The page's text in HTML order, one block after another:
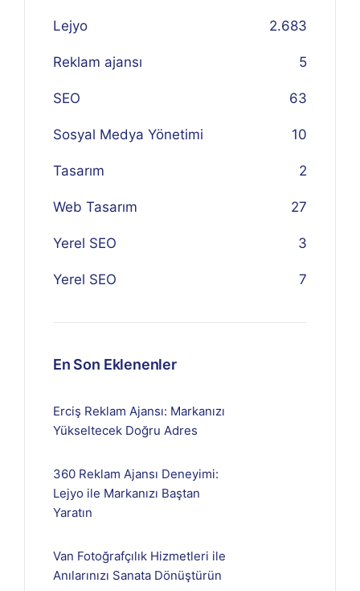
Lejyo 2.683
Reklam ajansı 5
SEO 63
Sosyal Medya Yönetimi 10
Tasarım 2
Web Tasarım 27
Yerel SEO 3
Yerel SEO 7
En Son Eklenenler
Erciş Reklam Ajansı: Markanızı
Yükseltecek Doğru Adres
360 Reklam Ajansı Deneyimi:
Lejyo ile Markanızı Baştan
Yaratın
Van Fotoğrafçılık Hizmetleri ile
Anılarınızı Sanata Dönüştürün